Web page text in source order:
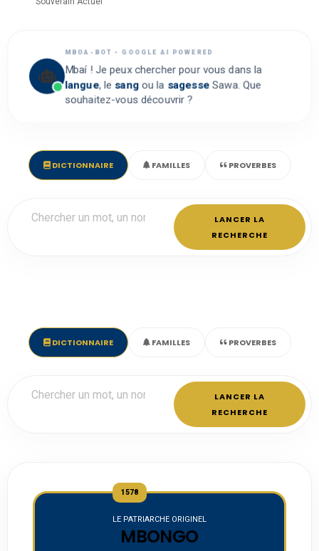
MBOA-BOT • GOOGLE AI POWERED
Mbaí ! Je peux chercher pour vous dans la
langue, le sangou la sagesse Sawa. Que
souhaitez-vous découvrir ?
DICTIONNAIRE FAMILLES PROVERBES
LANCER LA
RECHERCHE
DICTIONNAIRE FAMILLES PROVERBES
LANCER LA
RECHERCHE
1578
LE PATRIARCHE ORIGINEL
MBONGO